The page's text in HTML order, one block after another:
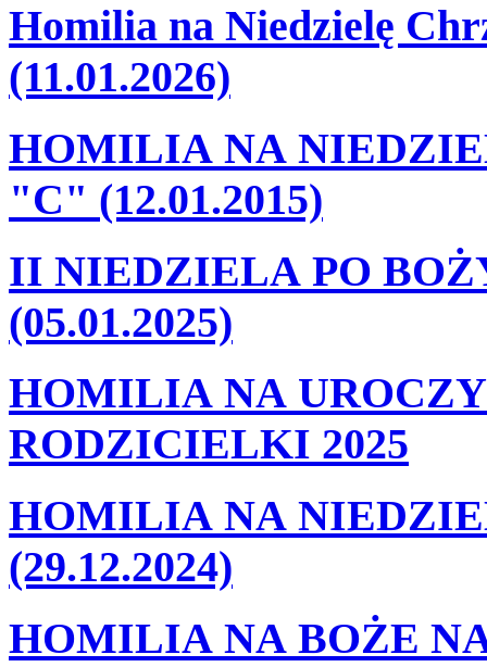
Homilia na Niedzielę
(11.01.2026)
HOMILIA NA
"C" (12.01.2015)
II NIEDZIELA PO
(05.01.2025)
HOMILIA NA
RODZICIELKI 2025
HOMILIA NA
(29.12.2024)
HOMILIA NA BOŻE